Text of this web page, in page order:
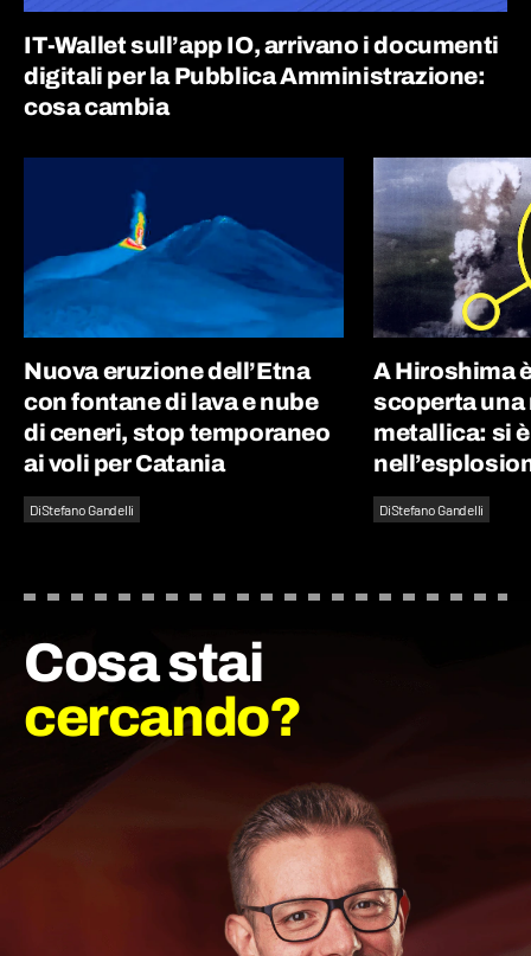
IT-Wallet sull’app IO, arrivano i documenti
digitali per la Pubblica Amministrazione:
cosa cambia
Nuova eruzione dell’Etna
con fontane di lava e nube
di ceneri, stop temporaneo
ai voli per Catania
DiStefano Gandelli
A Hiroshima
scoperta una
metallica: si
DiStefano Gandelli
Cosa stai
cercando?